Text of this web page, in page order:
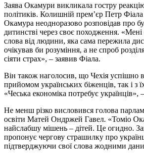
Заява Окамури викликала гостру
політиків. Колишній прем’єр Петр
Окамура неодноразово розповідав про
дитинстві через своє походження. «Мені
слова від людини, яка сама пережила
очікував би розуміння, а не спроб
сіяти страх», – заявив Фіала.
Він також наголосив, що Чехія успішно
прийомом українських біженців, так і з
«Чеська економіка потребує українців»,
Не менш різко висловився голова
освіти Матей Ондржей Гавел. «Томіо
найслабшу мішень – дітей. Це огидно.
пропонує чергову страшилку про
підтверджуючи свої слова жодними